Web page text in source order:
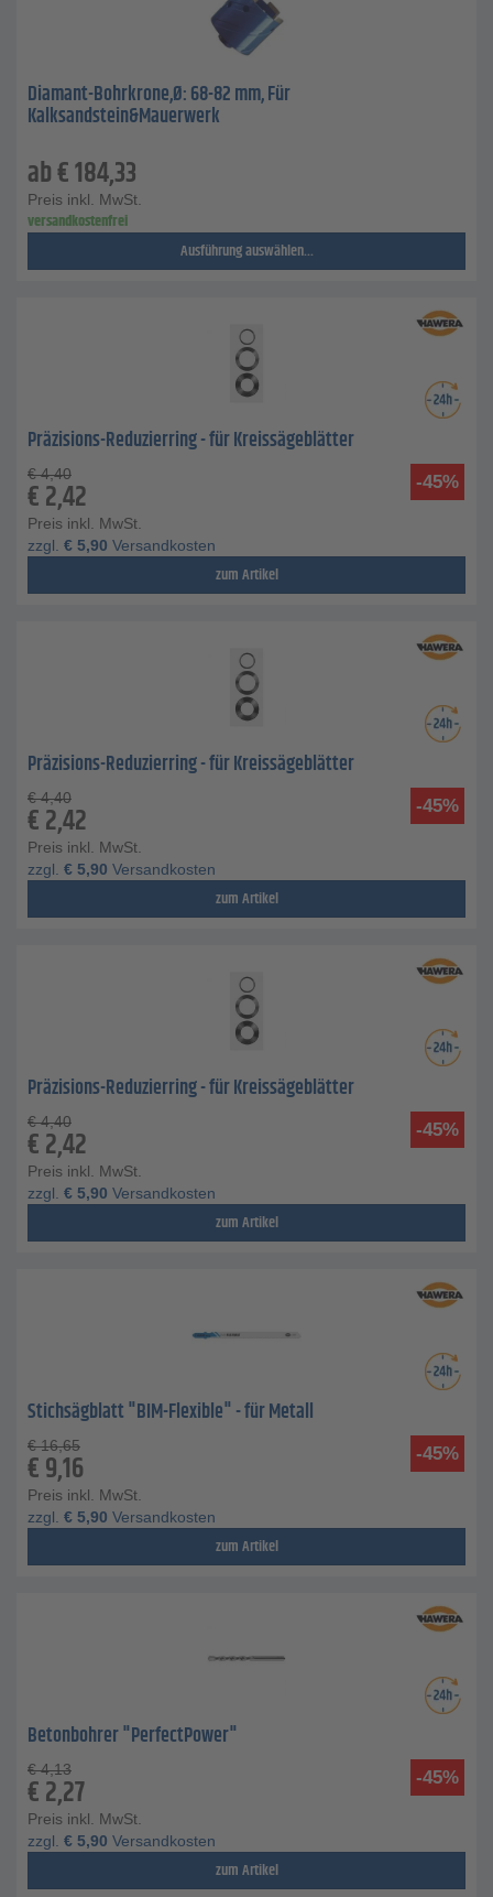
Diamant-Bohrkrone,Ø: 68-82 mm, Für
Kalksandstein&Mauerwerk
ab€184,33
Preis inkl. MwSt.
versandkostenfrei
Ausführung auswählen...
Präzisions-Reduzierring - für Kreissägeblätter
-45%
€ 4,40
€2,42
Preis inkl. MwSt.
zzgl. € 5,90 Versandkosten
zum Artikel
Präzisions-Reduzierring - für Kreissägeblätter
-45%
€ 4,40
€2,42
Preis inkl. MwSt.
zzgl. € 5,90 Versandkosten
zum Artikel
Präzisions-Reduzierring - für Kreissägeblätter
-45%
€ 4,40
€2,42
Preis inkl. MwSt.
zzgl. € 5,90 Versandkosten
zum Artikel
Stichsägblatt "BIM-Flexible" - für Metall
-45%
€ 16,65
€9,16
Preis inkl. MwSt.
zzgl. € 5,90 Versandkosten
zum Artikel
Betonbohrer "PerfectPower"
-45%
€ 4,13
€2,27
Preis inkl. MwSt.
zzgl. € 5,90 Versandkosten
zum Artikel